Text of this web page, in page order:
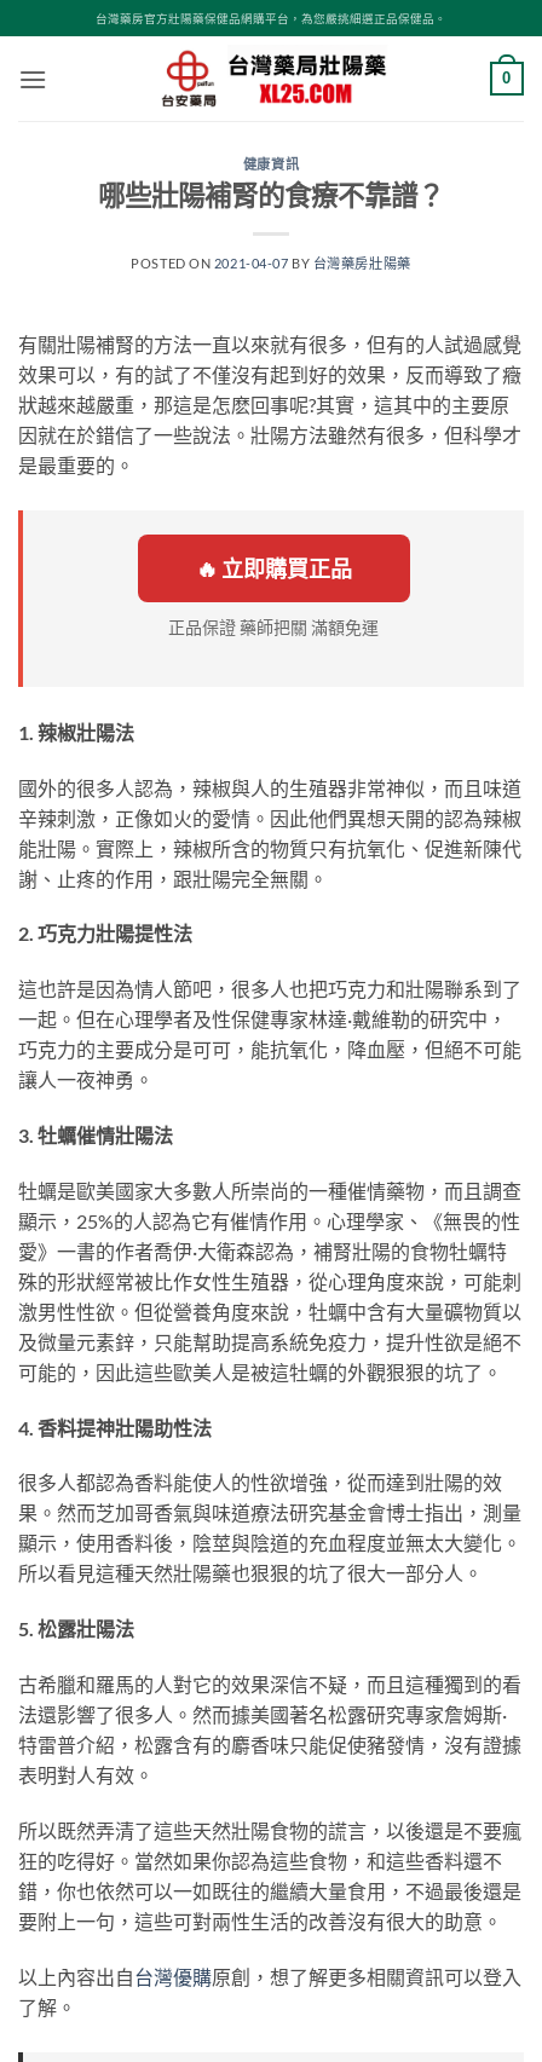
轉
台灣藥房官方壯陽藥保健品網購平台，為您嚴挑細選正品保健品。
0
健康資訊
哪些壯陽補腎的食療不靠譜？
POSTED ON 2021-04-07 BY 台灣藥房壯陽藥
有關壯陽補腎的方法一直以來就有很多，但有的人試過感覺
效果可以，有的試了不僅沒有起到好的效果，反而導致了癥
狀越來越嚴重，那這是怎麽回事呢?其實，這其中的主要原
因就在於錯信了一些說法。壯陽方法雖然有很多，但科學才
是最重要的。
🔥 立即購買正品
正品保證 藥師把關 滿額免運
1. 辣椒壯陽法
國外的很多人認為，辣椒與人的生殖器非常神似，而且味道
辛辣刺激，正像如火的愛情。因此他們異想天開的認為辣椒
能壯陽。實際上，辣椒所含的物質只有抗氧化、促進新陳代
謝、止疼的作用，跟壯陽完全無關。
2. 巧克力壯陽提性法
這也許是因為情人節吧，很多人也把巧克力和壯陽聯系到了
一起。但在心理學者及性保健專家林達·戴維勒的研究中，
巧克力的主要成分是可可，能抗氧化，降血壓，但絕不可能
讓人一夜神勇。
3. 牡蠣催情壯陽法
牡蠣是歐美國家大多數人所崇尚的一種催情藥物，而且調查
顯示，25%的人認為它有催情作用。心理學家、《無畏的性
愛》一書的作者喬伊·大衛森認為，補腎壯陽的食物牡蠣特
殊的形狀經常被比作女性生殖器，從心理角度來說，可能刺
激男性性欲。但從營養角度來說，牡蠣中含有大量礦物質以
及微量元素鋅，只能幫助提高系統免疫力，提升性欲是絕不
可能的，因此這些歐美人是被這牡蠣的外觀狠狠的坑了。
4. 香料提神壯陽助性法
很多人都認為香料能使人的性欲增強，從而達到壯陽的效
果。然而芝加哥香氣與味道療法研究基金會博士指出，測量
顯示，使用香料後，陰莖與陰道的充血程度並無太大變化。
所以看見這種天然壯陽藥也狠狠的坑了很大一部分人。
5. 松露壯陽法
古希臘和羅馬的人對它的效果深信不疑，而且這種獨到的看
法還影響了很多人。然而據美國著名松露研究專家詹姆斯·
特雷普介紹，松露含有的麝香味只能促使豬發情，沒有證據
表明對人有效。
所以既然弄清了這些天然壯陽食物的謊言，以後還是不要瘋
狂的吃得好。當然如果你認為這些食物，和這些香料還不
錯，你也依然可以一如既往的繼續大量食用，不過最後還是
要附上一句，這些可對兩性生活的改善沒有很大的助意。
以上內容出自台灣優購原創，想了解更多相關資訊可以登入
了解。